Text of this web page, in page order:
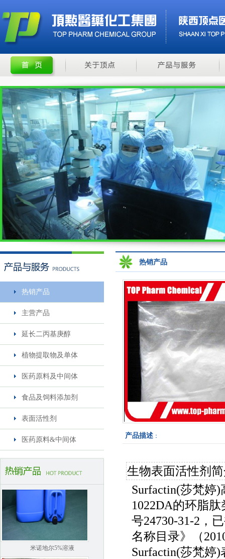
热销产品
主营产品
延长二丙基庚醇
植物提取物及单体
医药原料及中间体
食品及饲料添加剂
表面活性剂
医药原料&中间体
甘宝素
米诺地尔5%溶液
热销产品
产品描述 ：
生物表面活性剂
Surfactin(莎梵婷
1022DA的环脂
号24730-31-2，
名称目录》（
Surfactin(莎梵婷